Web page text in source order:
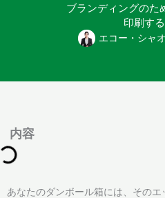
ブランディングのた
印刷す
エコー・シャオ
容
あなたのダンボール箱には、その